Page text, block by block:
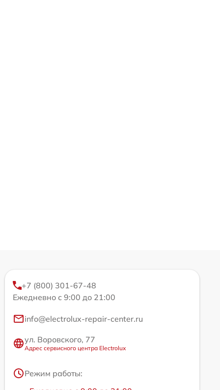
+7 (800) 301-67-48
Ежедневно с 9:00 до 21:00
info@electrolux-repair-center.ru
ул. Воровского, 77
Адрес сервисного центра Electrolux
Режим работы: